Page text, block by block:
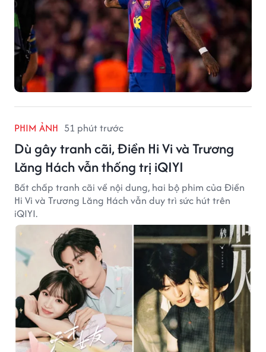
PHIM ẢNH 51 phút trước
Dù gây tranh cãi, Điền Hi Vi và Trương
Lăng Hách vẫn thống trị iQIYI
Bất chấp tranh cãi về nội dung, hai bộ phim của Điền
Hi Vi và Trương Lăng Hách vẫn duy trì sức hút trên
iQIYI.